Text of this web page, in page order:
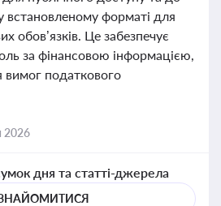
встановленому форматі для
обов’язків. Це забезпечує
за фінансовою інформацією,
податкового
2026
дня та статті-джерела